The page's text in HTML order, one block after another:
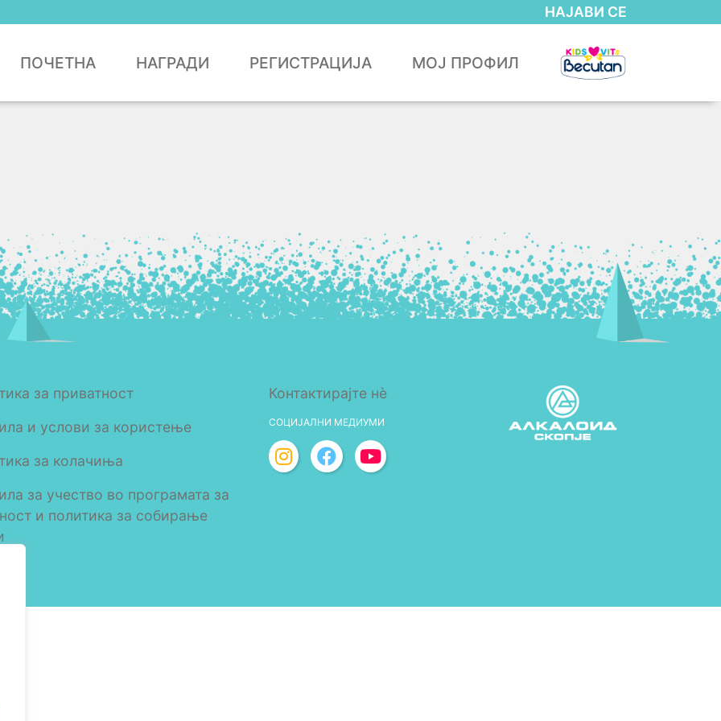
НАЈАВИ СЕ
ПОЧЕТНА НАГРАДИ РЕГИСТРАЦИЈА МОЈ ПРОФИЛ
за приватност
и услови за користење
за колачиња
за учество во програмата за
и политика за собирање
Контактирајте нè
СОЦИЈАЛНИ МЕДИУМИ